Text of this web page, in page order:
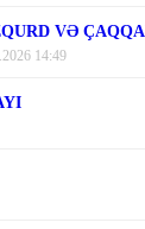
VƏ
14:49